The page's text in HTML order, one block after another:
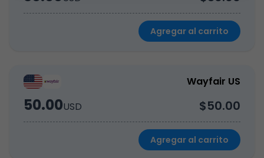
Agregar al carrito
Wayfair US
50.00USD $50.00
Agregar al carrito